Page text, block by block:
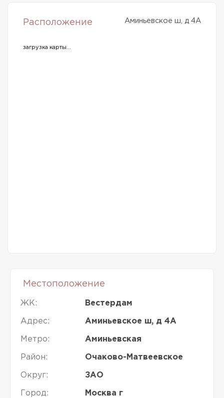
Расположение Аминьевское ш, д 4А
загрузка карты...
Местоположение
ЖК: Вестердам
Адрес: Аминьевское ш, д 4А
Метро: Аминьевская
Район: Очаково-Матвеевское
Округ: ЗАО
Город: Москва г